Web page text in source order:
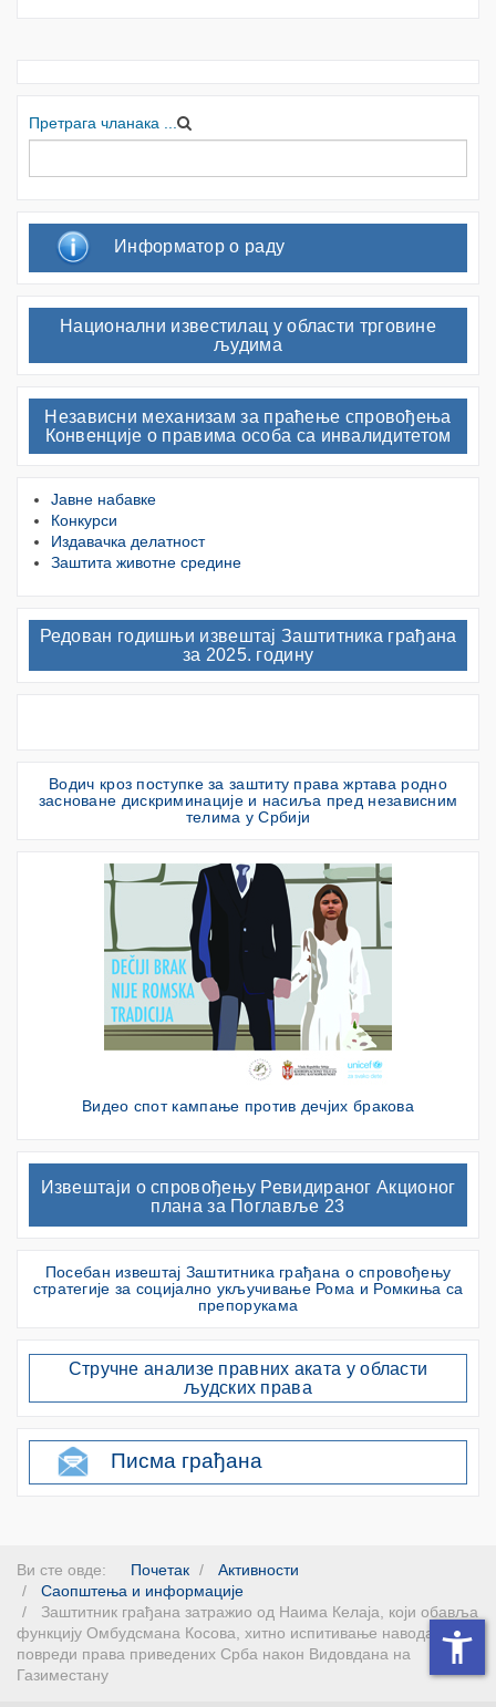
Претрага чланака ...
Информатор о раду
Национални известилац у области трговине
људима
Независни механизам за праћење спровођења
Конвенције о правима особа са инвалидитетом
Јавне набавке
Конкурси
Издавачка делатност
Заштита животне средине
Редован годишњи извештај Заштитника грађана
за 2025. годину
Водич кроз поступке за заштиту права жртава родно
засноване дискриминације и насиља пред независним
телима у Србији
Видео спот кампање против дечјих бракова
Извештаји о спровођењу Ревидираног Акционог
плана за Поглавље 23
Посебан извештај Заштитника грађана о спровођењу
стратегије за социјално укључивање Рома и Ромкиња са
препорукама
Стручне анализе правних аката у области
људских права
Писма грађана
Ви сте овде: Почетак
Активности
Саопштења и информације
Заштитник грађана затражио од Наима Келаја, који обавља
функцију Омбудсмана Косова, хитно испитивање навода о
повреди права приведених Срба након Видовдана на
Газиместану